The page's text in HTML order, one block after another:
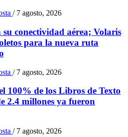
/ 7 agosto, 2026
conectividad aérea; Volaris
para la nueva ruta
/ 7 agosto, 2026
100% de los Libros de Texto
2.4 millones ya fueron
/ 7 agosto, 2026